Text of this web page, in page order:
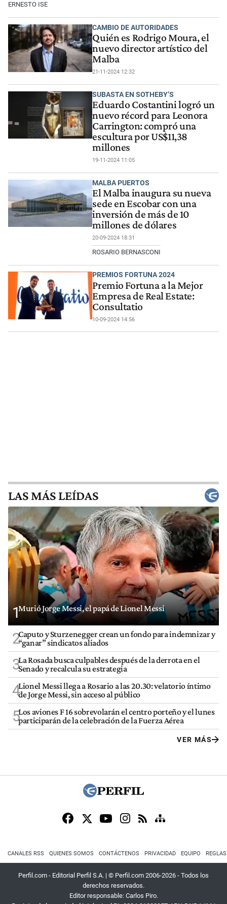
ERNESTO ISE
CAMBIO DE AUTORIDADES
Quién es Rodrigo Moura, el
nuevo director artístico del
Malba
21-11-2024 12:32
SUBASTA EN SOTHEBY’S
Eduardo Costantini logró un
nuevo récord para Leonora
Carrington: compró una
escultura por US$11,38
millones
19-11-2024 11:05
MALBA PUERTOS
El Malba inaugura su nueva
sede en Escobar con una
inversión de más de 10
millones de dólares
20-09-2024 18:31
ROSARIO BERNASCONI
PREMIOS FORTUNA 2024
Premio Fortuna a la Mejor
Empresa de Real Estate:
Consultatio
10-09-2024 14:56
LAS MÁS LEÍDAS
1Murió Jorge Messi, el papá de Lionel Messi
2Caputo y Sturzenegger crean un fondo para indemnizar y
“ganar” sindicatos aliados
3La Rosada busca culpables después de la derrota en el
Senado y recalcula su estrategia
4Lionel Messi llega a Rosario a las 20.30: velatorio íntimo
de Jorge Messi, sin acceso al público
5Los aviones F 16 sobrevolarán el centro porteño y el lunes
participarán de la celebración de la Fuerza Aérea
VER MÁS
CANALES RSS QUIENES SOMOS CONTÁCTENOS PRIVACIDAD EQUIPO
Perfil.com - Editorial Perfil S.A. | © Perfil.com 2006-2026 - Todos los
derechos reservados.
Editor responsable: Carlos Piro.